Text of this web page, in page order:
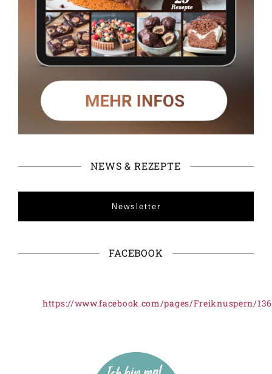
NEWS & REZEPTE
Newsletter
FACEBOOK
https://www.facebook.com/pages/Freiknuspern/